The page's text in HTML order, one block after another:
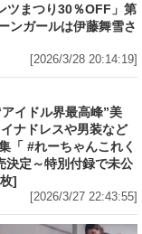
ツまつり30％OFF」第
ンガールは伊藤舞雪さ
[2026/3/28 20:14:19]
イドル界最高峰”美
ナドレスや男装など
「 #れーちゃんこれく
決定～特別付録で未公
]
[2026/3/27 22:43:55]